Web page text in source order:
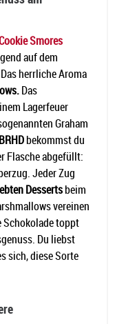
Smores
auf dem
herrliche Aroma
Das
Lagerfeuer
Graham
bekommst du
Flasche abgefüllt:
Jeder Zug
Dessertsbeim
vereinen
Schokolade toppt
Du liebst
sich, diese Sorte